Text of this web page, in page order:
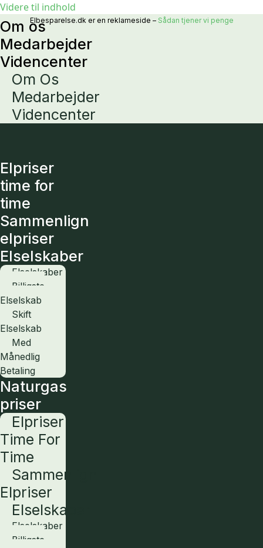
Videre til indhold
Elbesparelse.dk er en reklameside – Sådan tjener vi penge
Om os
Medarbejder
Videncenter
Om Os
Medarbejder
Videncenter
Elpriser
time for
time
Sammenlign
elpriser
Elselskaber
Elselskaber
Billigste
Elselskab
Skift
Elselskab
Med
Månedlig
Betaling
Naturgas
priser
Elpriser
Time For
Time
Sammenlign
Elpriser
Elselskaber
Elselskaber
Billigste